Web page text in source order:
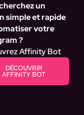
un
simple et rapide
votre
?
Affinity Bot
DÉCOUVRIR
AFFINITY BOT